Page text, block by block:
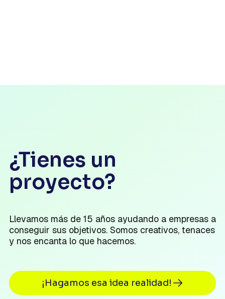
¿Tienes un
proyecto?
Llevamos más de 15 años ayudando a empresas a
conseguir sus objetivos. Somos creativos, tenaces
y nos encanta lo que hacemos.
¡Hagamos esa idea realidad!